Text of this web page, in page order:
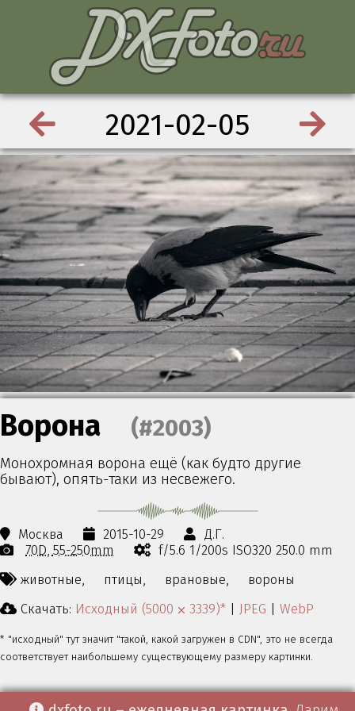
2021-02-05
Ворона (#2003)
Монохромная ворона ещё (как будто другие
бывают), опять-таки из несвежего.
Москва 2015-10-29
Д.Г.
70D 55-250mm
f/5.6 1/200s ISO320 250.0 mm
животные,
птицы, врановые,
вороны
Скачать: Исходный (5000 ⨉ 3339)* | JPEG | WebP
* "исходный" тут значит "такой, какой загружен в CDN", это не всегда
соответствует наибольшему существующему размеру картинки.